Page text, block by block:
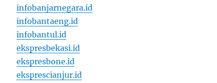
infobanjarnegara.id
infobantaeng.id
infobantul.id
ekspresbekasi.id
ekspresbone.id
eksprescianjur.id